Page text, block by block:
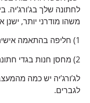
לחתונה שלך בג’ורג’יה.
משהו מודרני יותר, ישנן
לג’ורג’יה יש כמה
לגברים.